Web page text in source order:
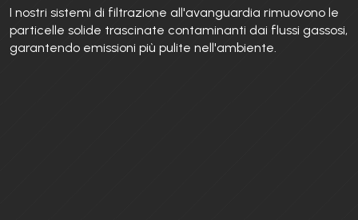
I nostri sistemi di filtrazione all'avanguardia rimuovono le
particelle solide trascinate contaminanti dai flussi gassosi,
garantendo emissioni più pulite nell'ambiente.